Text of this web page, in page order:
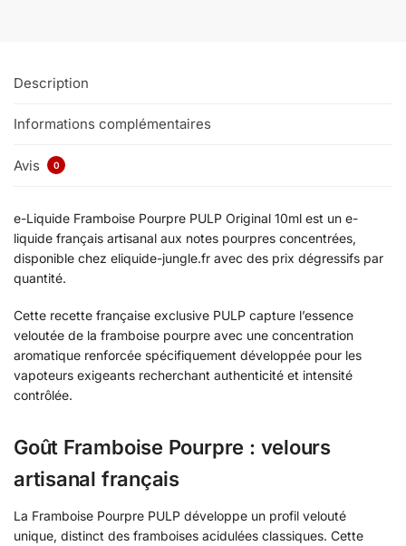
Description
Informations complémentaires
Avis 0
e-Liquide Framboise Pourpre PULP Original 10ml est un e-
liquide français artisanal aux notes pourpres concentrées,
disponible chez eliquide-jungle.fr avec des prix dégressifs par
quantité.
Cette recette française exclusive PULP capture l’essence
veloutée de la framboise pourpre avec une concentration
aromatique renforcée spécifiquement développée pour les
vapoteurs exigeants recherchant authenticité et intensité
contrôlée.
Goût Framboise Pourpre : velours
artisanal français
La Framboise Pourpre PULP développe un profil velouté
unique, distinct des framboises acidulées classiques. Cette